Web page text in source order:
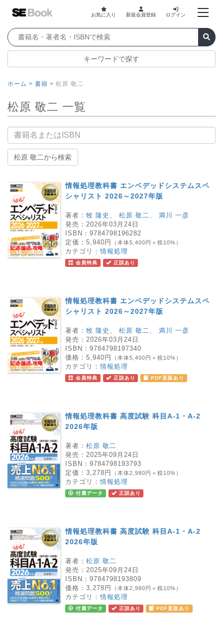
お気に入り 新規会員登録 ログイン
キーワードで探す
ホーム > 書籍 > 松原 敬二
松原 敬二 一覧
書籍名
松原 敬二から検索
情報処理教科書 エンベデッドシステムスペ
シャリスト 2026～2027年版
著者： 牧 隆史 、 松原 敬二、 満川 一彦
発売： 2026年03月24日
ISBN： 9784798196282
定価： 5,940円 （本体5,400円＋税10%）
カテゴリ：情報処理
会員特典 正誤あり
情報処理教科書 エンベデッドシステムスペ
シャリスト 2026～2027年版
著者： 牧 隆史 、 松原 敬二、 満川 一彦
発売： 2026年03月24日
ISBN： 9784798197340
価格： 5,940円 （本体5,400円＋税10%）
カテゴリ：情報処理
会員特典 正誤あり PDF直販あり
情報処理教科書 高度試験 科目A-1・A-2
2026年版
著者： 松原 敬二
発売： 2025年09月24日
ISBN： 9784798193793
定価： 3,278円 （本体2,980円＋税10%）
カテゴリ：情報処理
付属データ 正誤あり
情報処理教科書 高度試験 科目A-1・A-2
2026年版
著者： 松原 敬二
発売： 2025年09月24日
ISBN： 9784798193809
価格： 3,278円 （本体2,980円＋税10%）
カテゴリ：情報処理
付属データ 正誤あり PDF直販あり